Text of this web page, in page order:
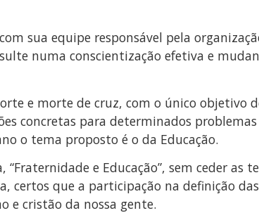
sua equipe responsável pela
numa conscientização efetiva e
e morte de cruz, com o único
concretas para determinados
o tema proposto é o da Educação.
e Educação”, sem ceder as
certos que a participação na definição
e cristão da nossa gente.